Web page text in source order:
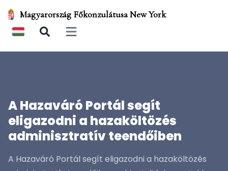
Magyarország Főkonzulátusa New York
Open main menu
A Hazaváró Portál segít
eligazodni a hazaköltözés
adminisztratív teendőiben
A Hazaváró Portál segít eligazodni a hazaköltözés